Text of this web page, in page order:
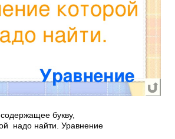
букву,
надо найти. Уравнение